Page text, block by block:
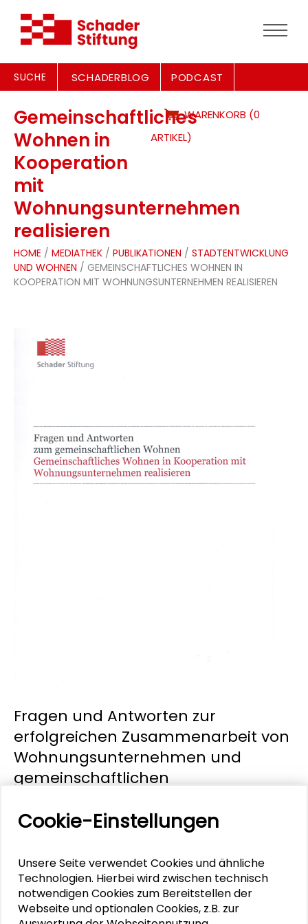
SUCHE SCHADERBLOG PODCAST
Gemeinschaftliches
Wohnen in
Kooperation
mit
Wohnungsunternehmen
realisieren
WARENKORB (0
ARTIKEL)
HOME / MEDIATHEK / PUBLIKATIONEN / STADTENTWICKLUNG
UND WOHNEN / GEMEINSCHAFTLICHES WOHNEN IN
KOOPERATION MIT WOHNUNGSUNTERNEHMEN REALISIEREN
Fragen und Antworten zur
erfolgreichen Zusammenarbeit von
Wohnungsunternehmen und
gemeinschaftlichen
Die Fragen und Antworten thematisieren
Kooperation zwischen Wohnungsunternehmen und
gemeinschaftlichen Wohnprojekten – und deren
Hindernisse. Die Informationen basieren auf
Erfahrungsberichten beider Seiten: Welchen
Gewinn stellt ein gemeinschaftliches Mietprojekt
Cookie-Einstellungen
Unsere Seite verwendet Cookies und ähnliche
Technologien. Hierbei wird zwischen technisch
notwendigen Cookies zum Bereitstellen der
Webseite und optionalen Cookies, z.B. zur